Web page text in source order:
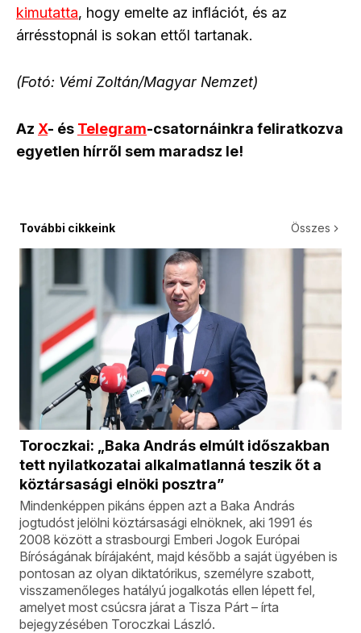
kimutatta, hogy emelte az inflációt, és az
árrésstopnál is sokan ettől tartanak.
(Fotó: Vémi Zoltán/Magyar Nemzet)
Az X- és Telegram-csatornáinkra feliratkozva
egyetlen hírről sem maradsz le!
További cikkeink Összes
Toroczkai: „Baka András elmúlt időszakban
tett nyilatkozatai alkalmatlanná teszik őt a
köztársasági elnöki posztra”
Mindenképpen pikáns éppen azt a Baka András
jogtudóst jelölni köztársasági elnöknek, aki 1991 és
2008 között a strasbourgi Emberi Jogok Európai
Bíróságának bírájaként, majd később a saját ügyében is
pontosan az olyan diktatórikus, személyre szabott,
visszamenőleges hatályú jogalkotás ellen lépett fel,
amelyet most csúcsra járat a Tisza Párt – írta
bejegyzésében Toroczkai László.